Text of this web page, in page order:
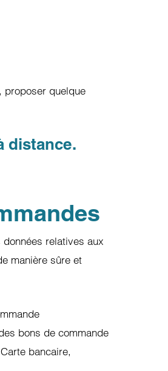
proposer quelque
distance.
relatives aux
manière sûre et
bons de commande
bancaire,